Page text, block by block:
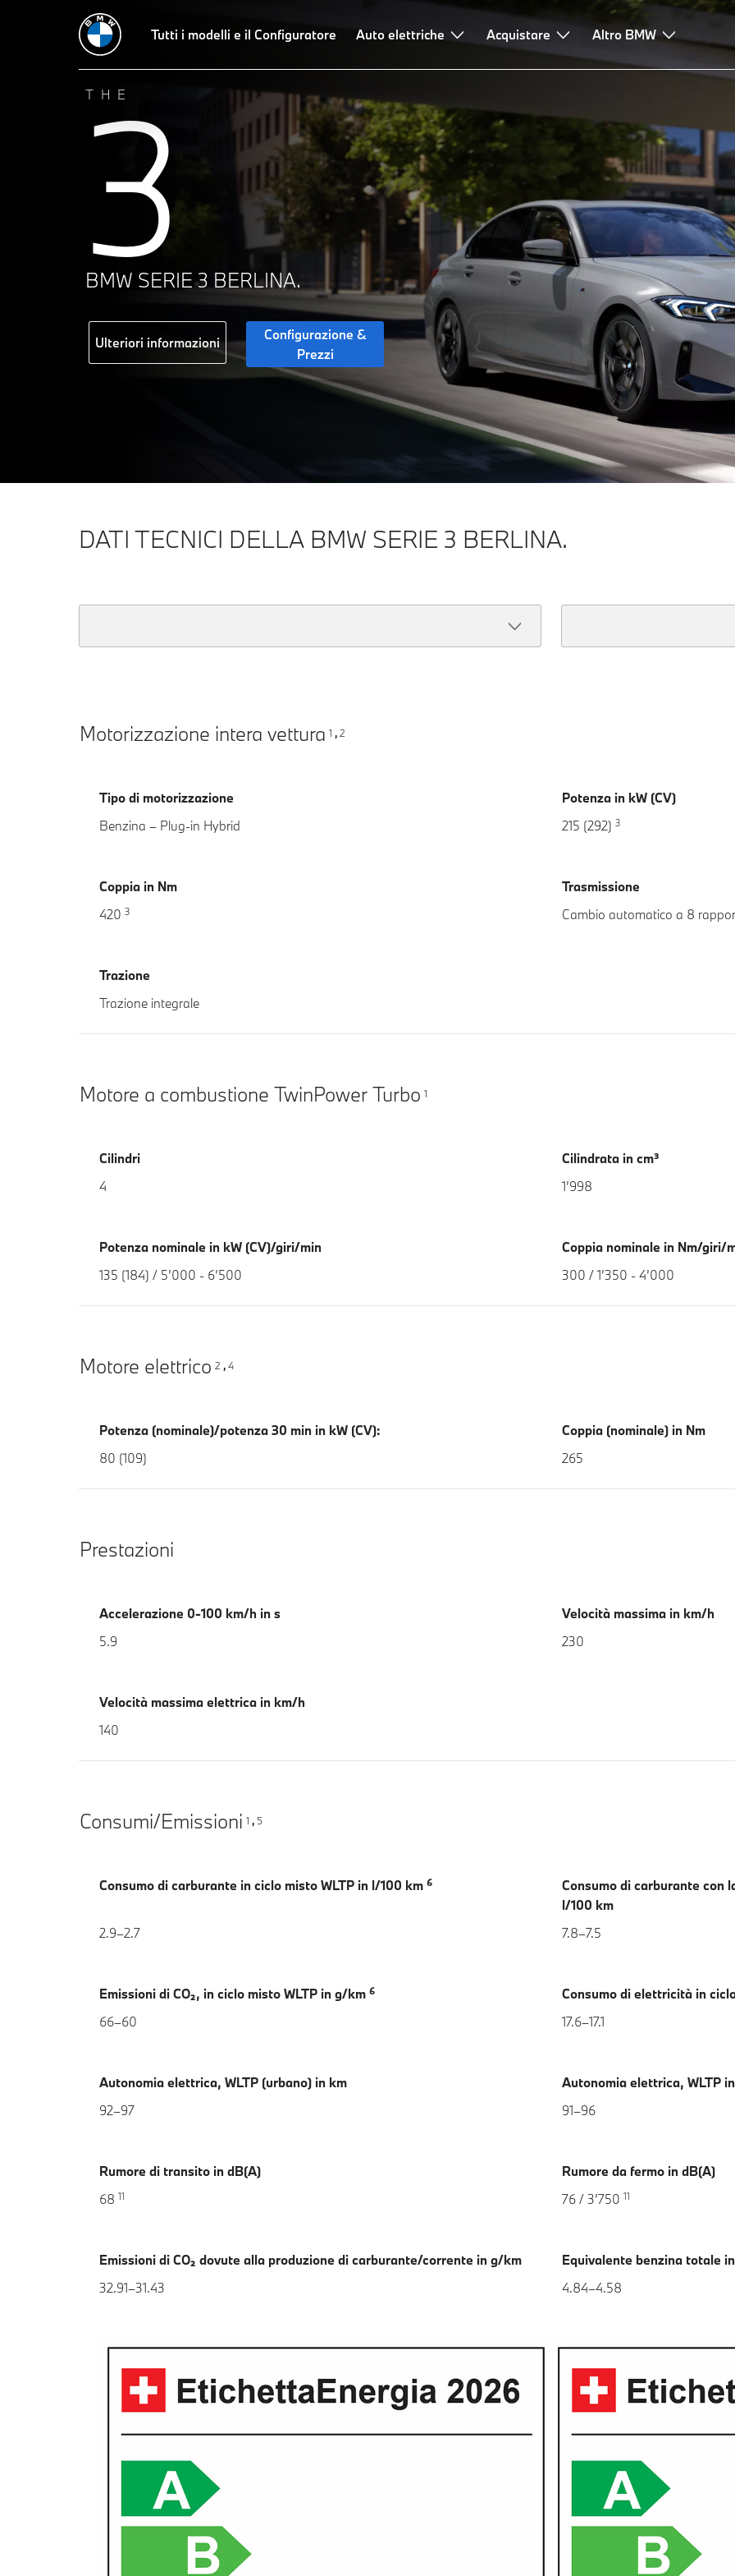
Tutti i modelli e il Configuratore Auto elettriche Acquistare Altro BMW
THE
3
BMW SERIE 3 BERLINA.
Ulteriori informazioni
Configurazione &
Prezzi
DATI TECNICI DELLA BMW SERIE 3 BERLINA.
Motorizzazione intera vettura 1 , 2
Tipo di motorizzazione
Benzina – Plug-in Hybrid
Potenza in kW (CV)
215 (292) 3
Coppia in Nm
420 3
Trasmissione
Cambio automatico a 8
Trazione
Trazione integrale
Motore a combustione TwinPower Turbo 1
Cilindri
4
Cilindrata in cm³
1’998
Potenza nominale in kW (CV)/giri/min
135 (184) / 5’000 - 6’500
Coppia nominale in Nm/giri/
300 / 1’350 - 4’000
Motore elettrico 2 , 4
Potenza (nominale)/potenza 30 min in kW (CV):
80 (109)
Coppia (nominale) in Nm
265
Prestazioni
Accelerazione 0-100 km/h in s
5.9
Velocità massima in km/h
230
Velocità massima elettrica in km/h
140
Consumi/Emissioni 1 , 5
Consumo di carburante in ciclo misto WLTP in l/100 km 6
2.9–2.7
Consumo di carburante con
l/100 km
7.8–7.5
Emissioni di CO₂, in ciclo misto WLTP in g/km 6
66–60
Consumo di elettricità in
17.6–17.1
Autonomia elettrica, WLTP (urbano) in km
92–97
Autonomia elettrica, WLTP
91–96
Rumore di transito in dB(A)
68 11
Rumore da fermo in dB(A)
76 / 3’750 11
Emissioni di CO₂ dovute alla produzione di carburante/corrente in g/km
32.91–31.43
Equivalente benzina totale
4.84–4.58